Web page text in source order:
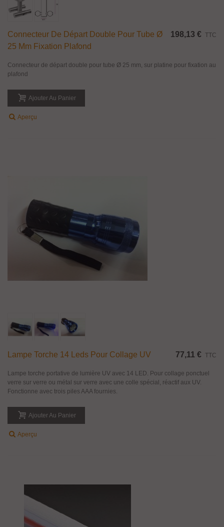
Connecteur De Départ Double Pour Tube Ø
25 Mm Fixation Plafond
198,13 € TTC
Connecteur de départ double pour tube Ø 25 mm, sur platine pour fixation au
plafond
Ajouter Au Panier
Aperçu
Lampe Torche 14 Leds Pour Collage UV 77,11 € TTC
Lampe torche portative de lumière UV avec 14 LED. Pour collage ponctuel
verre sur verre ou métal sur verre avec une colle spécial, réactif aux UV.
Fonctionne avec trois piles AAA fournies.
Ajouter Au Panier
Aperçu